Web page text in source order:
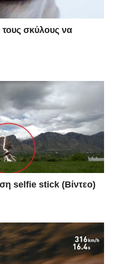
σκύλους να
selfie stick (Βίντεο)